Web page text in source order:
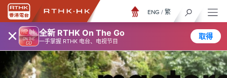
× 全新 RTHK On The Go
一手掌握 RTHK 电台、电视节目
取得
ENG / 繁